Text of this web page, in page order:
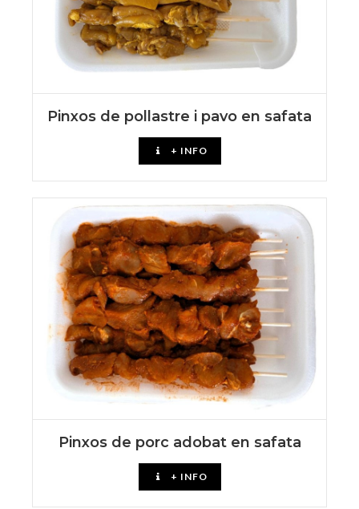
Pinxos de pollastre i pavo en safata
+ INFO
Pinxos de porc adobat en safata
+ INFO